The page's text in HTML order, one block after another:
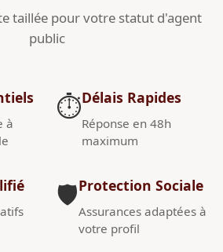
taillée pour votre statut d'agent
public
à
⏱️Délais Rapides
Réponse en 48h
maximum
🛡️Protection Sociale
Assurances adaptées à
votre profil